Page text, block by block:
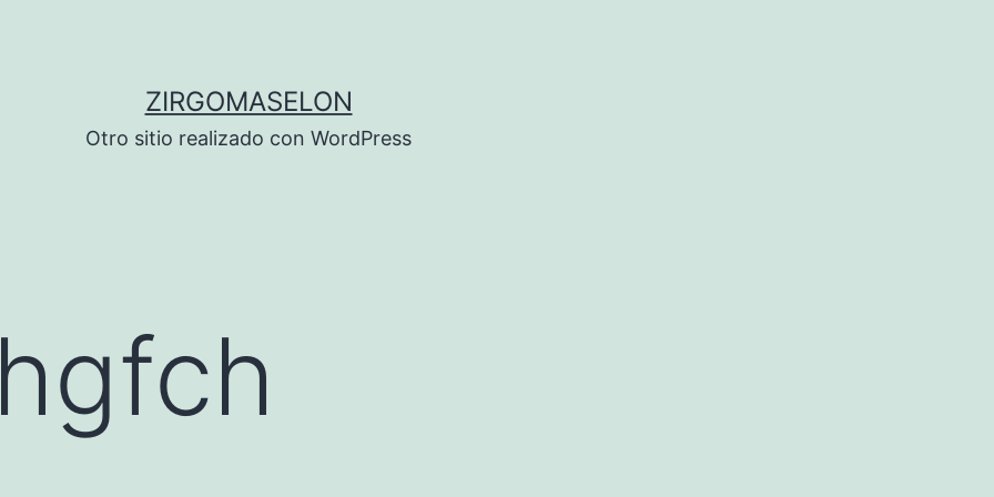
ZIRGOMASELON
Otro sitio realizado con WordPress